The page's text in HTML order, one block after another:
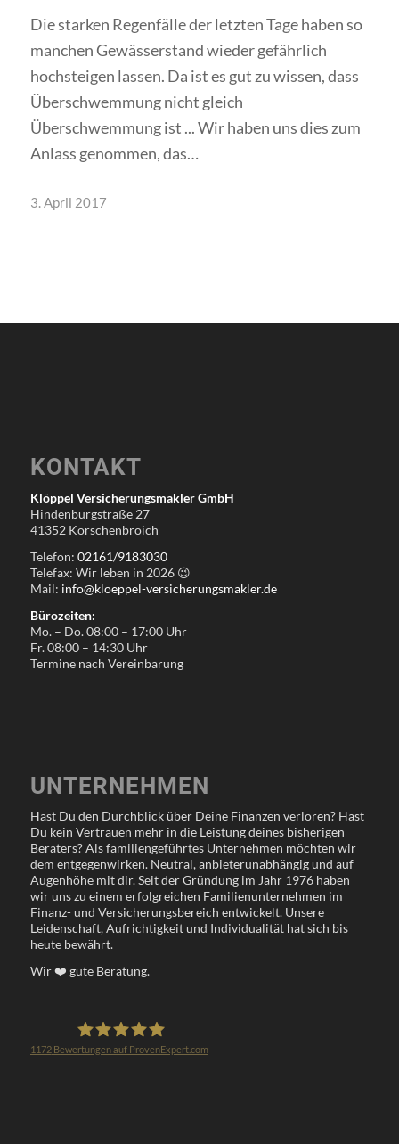
Die starken Regenfälle der letzten Tage haben so
manchen Gewässerstand wieder gefährlich
hochsteigen lassen. Da ist es gut zu wissen, dass
Überschwemmung nicht gleich
Überschwemmung ist ... Wir haben uns dies zum
Anlass genommen, das…
3. April 2017
KONTAKT
Klöppel Versicherungsmakler GmbH
Hindenburgstraße 27
41352 Korschenbroich
Telefon: 02161/9183030
Telefax: Wir leben in 2026 😉
Mail: info@kloeppel-versicherungsmakler.de
Bürozeiten:
Mo. – Do. 08:00 – 17:00 Uhr
Fr. 08:00 – 14:30 Uhr
Termine nach Vereinbarung
UNTERNEHMEN
Hast Du den Durchblick über Deine Finanzen verloren? Hast
Du kein Vertrauen mehr in die Leistung deines bisherigen
Beraters? Als familiengeführtes Unternehmen möchten wir
dem entgegenwirken. Neutral, anbieterunabhängig und auf
Augenhöhe mit dir. Seit der Gründung im Jahr 1976 haben
wir uns zu einem erfolgreichen Familienunternehmen im
Finanz- und Versicherungsbereich entwickelt. Unsere
Leidenschaft, Aufrichtigkeit und Individualität hat sich bis
heute bewährt.
Wir❤️ gute Beratung.
1172Bewertungen auf ProvenExpert.com